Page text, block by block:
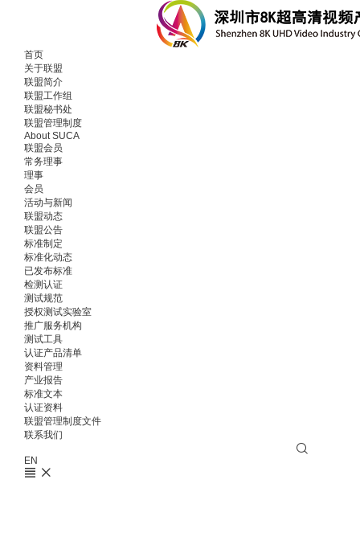
首页
关于联盟
联盟简介
联盟工作组
联盟秘书处
联盟管理制度
About SUCA
联盟会员
常务理事
理事
会员
活动与新闻
联盟动态
联盟公告
标准制定
标准化动态
已发布标准
检测认证
测试规范
授权测试实验室
推广服务机构
测试工具
认证产品清单
资料管理
产业报告
标准文本
认证资料
联盟管理制度文件
联系我们
EN